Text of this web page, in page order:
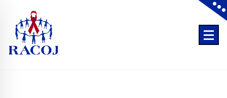
content